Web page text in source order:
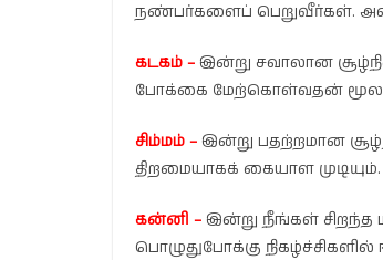
நண்பர்களைப் பெறுவீர்கள்.
கடகம் – இன்று சவாலான
போக்கை மேற்கொள்வதன் மூலம்
சிம்மம் – இன்று பதற்றமான
திறமையாகக் கையாள முடியும்.
கன்னி – இன்று நீங்கள் சிறந்த
பொழுதுபோக்கு